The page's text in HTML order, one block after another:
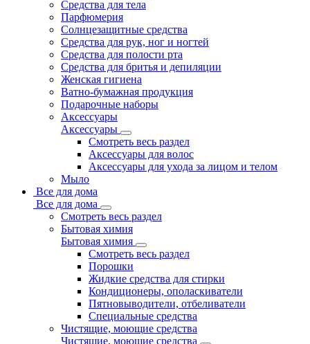
Средства для тела
Парфюмерия
Солнцезащитные средства
Средства для рук, ног и ногтей
Средства для полости рта
Средства для бритья и депиляции
Женская гигиена
Ватно-бумажная продукция
Подарочные наборы
Аксессуары
Аксессуары
Смотреть весь раздел
Аксессуары для волос
Аксессуары для ухода за лицом и телом
Мыло
Все для дома
Все для дома
Смотреть весь раздел
Бытовая химия
Бытовая химия
Смотреть весь раздел
Порошки
Жидкие средства для стирки
Кондиционеры, ополаскиватели
Пятновыводители, отбеливатели
Специальные средства
Чистящие, моющие средства
Чистящие, моющие средства